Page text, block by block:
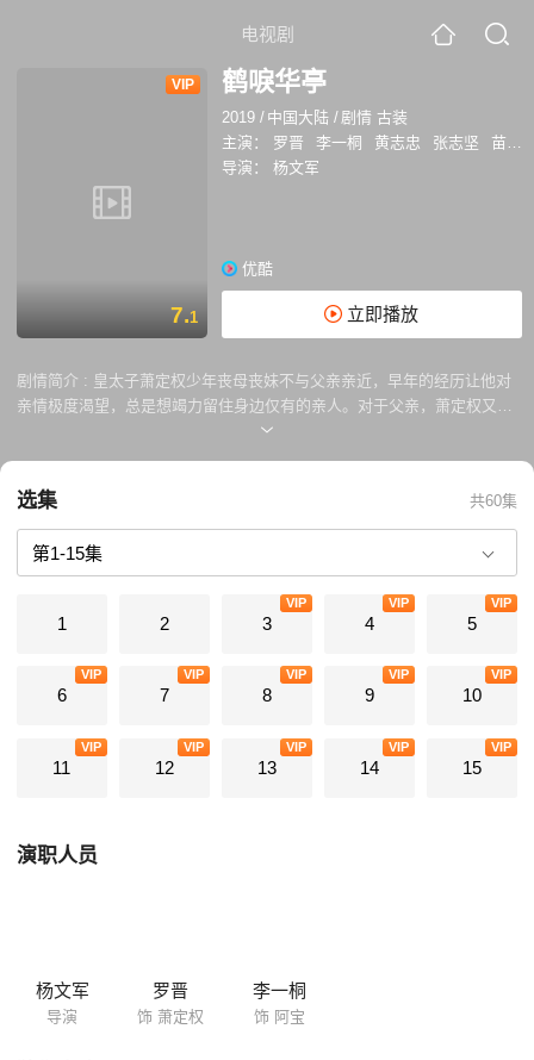
电视剧
VIP
7.1
鹤唳华亭
2019 / 中国大陆 /剧情 古装
主演：
罗晋 李一桐 黄志忠 张志坚 苗圃
导演：
杨文军
优酷
立即播放
剧情简介 : 皇太子萧定权少年丧母丧妹不与父亲亲近，早年的经历让他对
亲情极度渴望，总是想竭力留住身边仅有的亲人。对于父亲，萧定权又敬
爱又畏惧，既期望获得父亲的肯定，又害怕面对希望落空时的窘境。而齐
流陆英接替自己成为太子坚实后盾，没想到阴差阳错让陆英之女陆文昔与
太子偶遇相知，进而暗许终身。亲近之人相继被害后，深受卢世瑜儒家思
想熏陶的萧定权，坚定地以家国天下的君子准则和小人阴谋做斗争。而陆
文昔在父兄遭难后化身东府女官默默守护在萧定权身边，先后帮助他解决
了军马案、童谣案，最终使父兄的冤屈得以昭雪，奸佞巨蠹得以伏法。萧
定权和陆文昔也在互相配合间情感不断加深。两个小怯而大勇的人不畏艰
选集 共60集
1 2 3
VIP
4
VIP
5
VIP
6
VIP
7
VIP
8
VIP
9
VIP
10
VIP
11
VIP
12
VIP
13
VIP
14
VIP
15
VIP
演职人员
杨文军
导演
罗晋
饰 萧定权
李一桐
饰 阿宝